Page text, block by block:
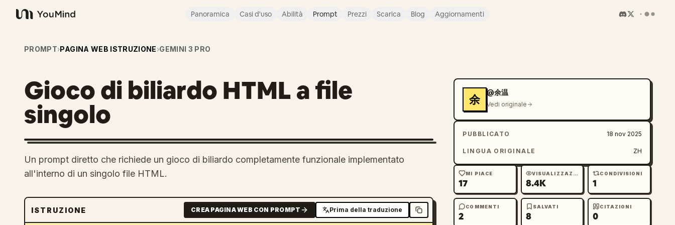
YouMind
Panoramica Casi d'uso Abilità Prompt Prezzi Scarica Blog Aggiornamenti
PROMPT›PAGINA WEB ISTRUZIONE›GEMINI 3 PRO
Gioco di biliardo HTML a file
singolo
Un prompt diretto che richiede un gioco di biliardo completamente funzionale implementato
all'interno di un singolo file HTML.
ISTRUZIONE CREA PAGINA WEB CON PROMPT Prima della traduzione
余
@余温
Vedi originale
PUBBLICATO 18 nov 2025
LINGUA ORIGINALE ZH
MI PIACE
17
VISUALIZZAZIONI
8.4K
CONDIVISIONI
1
COMMENTI
2
SALVATI
8
CITAZIONI
0